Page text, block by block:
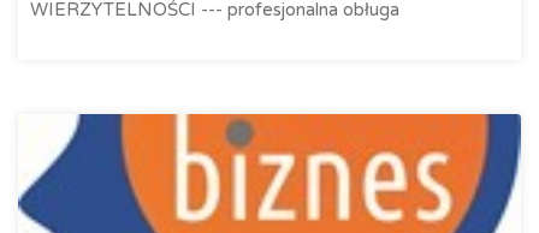
WIERZYTELNOŚCI --- profesjonalna obługa